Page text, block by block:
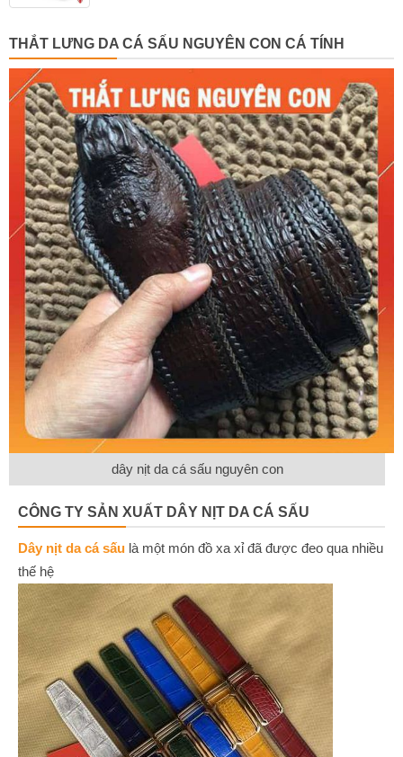
THẮT LƯNG DA CÁ SẤU NGUYÊN CON CÁ TÍNH
dây nịt da cá sấu nguyên con
CÔNG TY SẢN XUẤT DÂY NỊT DA CÁ SẤU
Dây nịt da cá sấu là một món đồ xa xỉ đã được đeo qua nhiều
thế hệ